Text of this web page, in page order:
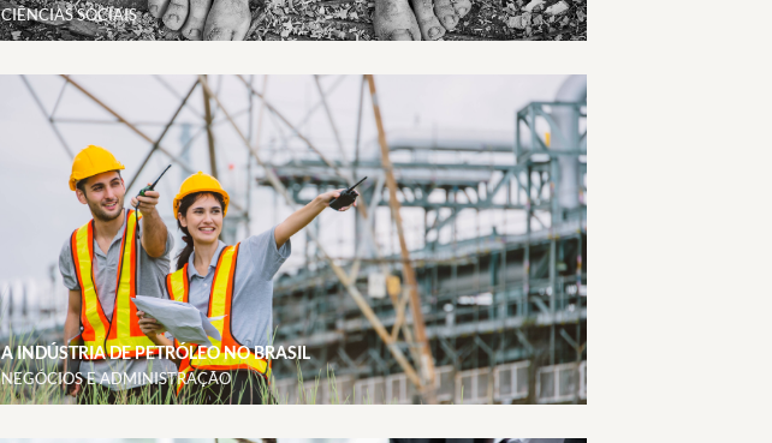
CIÊNCIAS SOCIAIS
A INDÚSTRIA DE PETRÓLEO NO BRASIL
NEGÓCIOS E ADMINISTRAÇÃO